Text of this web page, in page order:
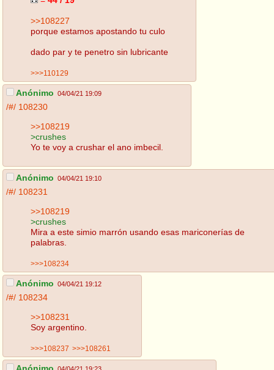
>>108227
porque estamos apostando tu culo
dado par y te penetro sin lubricante
>>>110129
Anónimo 04/04/21 19:09
/#/ 108230
>>108219
>crushes
Yo te voy a crushar el ano imbecil.
Anónimo 04/04/21 19:10
/#/ 108231
>>108219
>crushes
Mira a este simio marrón usando esas mariconerías de
palabras.
>>>108234
Anónimo 04/04/21 19:12
/#/ 108234
>>108231
Soy argentino.
>>>108237 >>>108261